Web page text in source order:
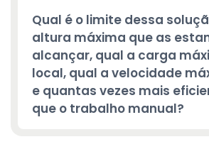
Qual é o limite dessa
altura máxima que as
alcançar, qual a carga
local, qual a velocidade
e quantas vezes mais
que o trabalho manual?